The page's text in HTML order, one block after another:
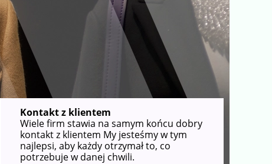
Kontakt z klientem
Wiele firm stawia na samym końcu dobry
kontakt z klientem My jesteśmy w tym
najlepsi, aby każdy otrzymał to, co
potrzebuje w danej chwili.